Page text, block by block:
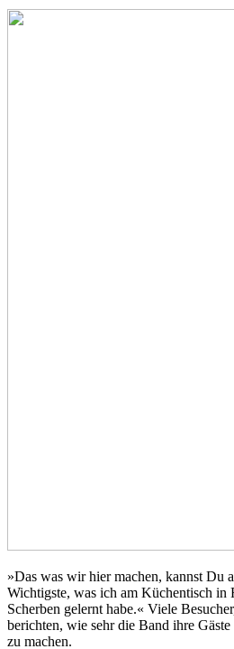
»Das was wir hier machen, kannst Du
Wichtigste, was ich am Küchentisch in
Scherben gelernt habe.« Viele
berichten, wie sehr die Band ihre
zu machen.